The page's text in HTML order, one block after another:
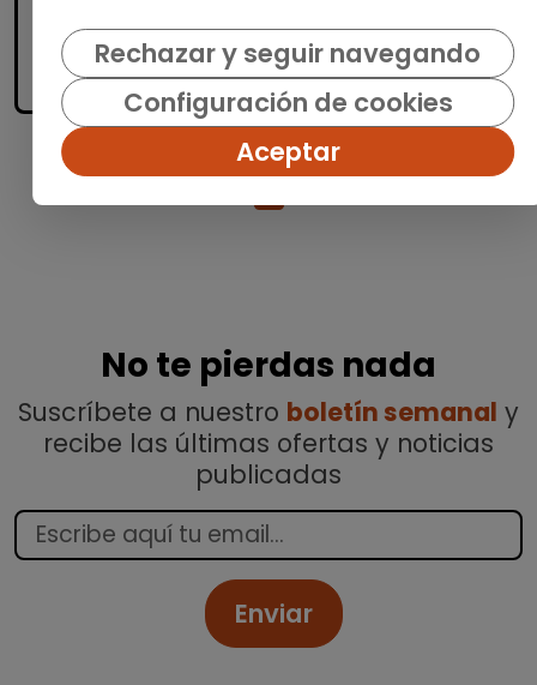
Me interesa
accessibility_newPersonas con discapacidad
No te pierdas nada
Suscríbete a nuestro boletín semanal y
recibe las últimas ofertas y noticias
publicadas
Enviar
Rechazar y seguir navegando
Configuración de cookies
Aceptar